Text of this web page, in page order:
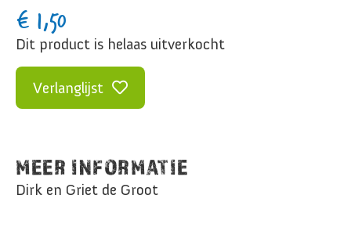
€ 1,50
Dit product is helaas uitverkocht
Verlanglijst
MEER INFORMATIE
Dirk en Griet de Groot